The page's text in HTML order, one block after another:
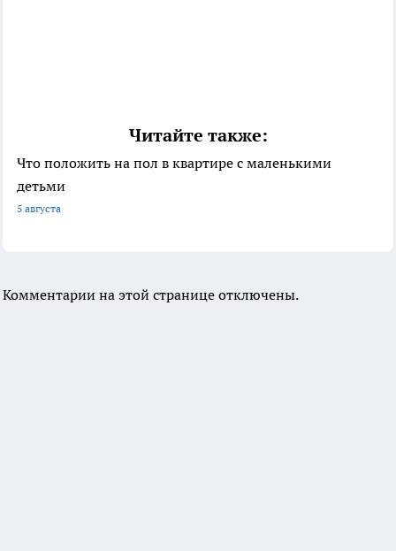
Читайте также:
Что положить на пол в квартире с маленькими
детьми
5 августа
Комментарии на этой странице отключены.